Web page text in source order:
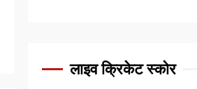
लाइव क्रिकेट स्कोर